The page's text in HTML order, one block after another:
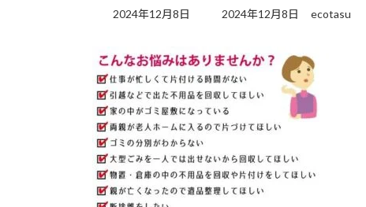
2024年12月8日
最
新
日
時
:
2024年12月8日 ecotasu